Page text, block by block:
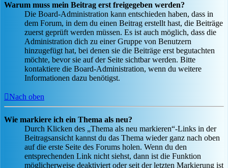
Warum muss mein Beitrag erst freigegeben werden?
Die Board-Administration kann entschieden haben, dass in
dem Forum, in dem du einen Beitrag erstellt hast, die Beiträge
zuerst geprüft werden müssen. Es ist auch möglich, dass die
Administration dich zu einer Gruppe von Benutzern
hinzugefügt hat, bei denen sie die Beiträge erst begutachten
möchte, bevor sie auf der Seite sichtbar werden. Bitte
kontaktiere die Board-Administration, wenn du weitere
Informationen dazu benötigst.
Nach oben
Wie markiere ich ein Thema als neu?
Durch Klicken des „Thema als neu markieren“-Links in der
Beitragsansicht kannst du das Thema wieder ganz nach oben
auf die erste Seite des Forums holen. Wenn du den
entsprechenden Link nicht siehst, dann ist die Funktion
möglicherweise deaktiviert oder seit der letzten Markierung ist